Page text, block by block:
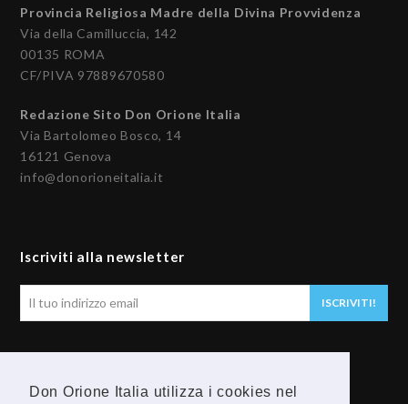
Don Orione Italia utilizza i cookies nel
Provincia Religiosa Madre della Divina Provvidenza
Via della Camilluccia, 142
00135 ROMA
CF/PIVA 97889670580
Redazione Sito Don Orione Italia
Via Bartolomeo Bosco, 14
16121 Genova
info@donorioneitalia.it
Iscriviti alla newsletter
ISCRIVITI!